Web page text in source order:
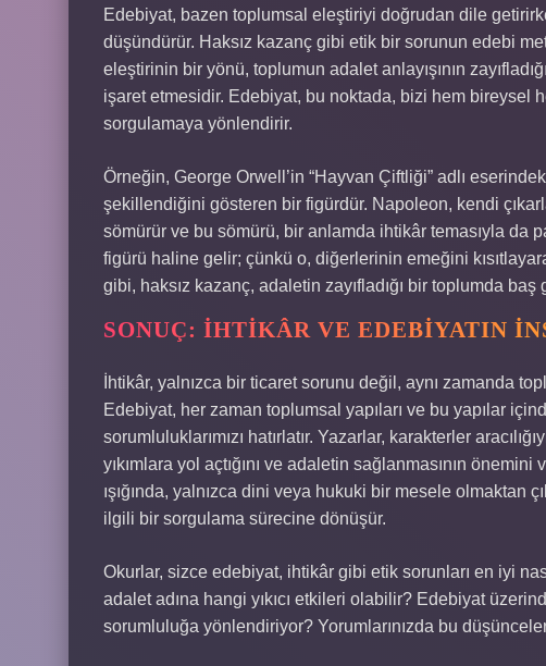
Edebiyat, bazen toplumsal eleştiriyi doğrudan dile
düşündürür. Haksız kazanç gibi etik bir sorunun edebi
eleştirinin bir yönü, toplumun adalet anlayışının
işaret etmesidir. Edebiyat, bu noktada, bizi hem bireysel
sorgulamaya yönlendirir.
Örneğin, George Orwell’in “Hayvan Çiftliği” adlı
şekillendiğini gösteren bir figürdür. Napoleon, kendi
sömürür ve bu sömürü, bir anlamda ihtikâr temasıyla da
figürü haline gelir; çünkü o, diğerlerinin emeğini
gibi, haksız kazanç, adaletin zayıfladığı bir toplumda baş
SONUÇ: İHTIKÂR VE EDEBIYATIN
İhtikâr, yalnızca bir ticaret sorunu değil, aynı zamanda
Edebiyat, her zaman toplumsal yapıları ve bu yapılar
sorumluluklarımızı hatırlatır. Yazarlar, karakterler
yıkımlara yol açtığını ve adaletin sağlanmasının
ışığında, yalnızca dini veya hukuki bir mesele olmaktan
ilgili bir sorgulama sürecine dönüşür.
Okurlar, sizce edebiyat, ihtikâr gibi etik sorunları en iyi
adalet adına hangi yıkıcı etkileri olabilir? Edebiyat
sorumluluğa yönlendiriyor? Yorumlarınızda bu